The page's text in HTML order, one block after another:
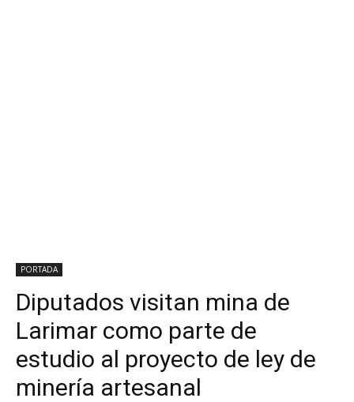
PORTADA
Diputados visitan mina de
Larimar como parte de
estudio al proyecto de ley de
minería artesanal